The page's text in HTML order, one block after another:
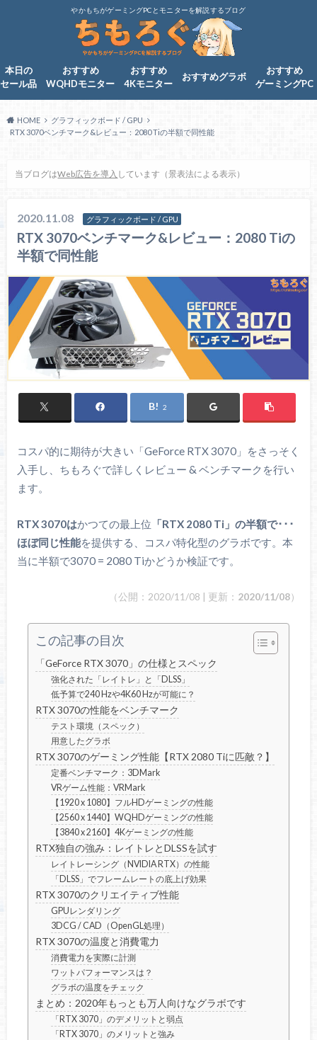
やかもちがゲーミングPCとモニターを解説するブログ
本日の
セール品
おすすめ
WQHDモニター
おすすめ
4Kモニター
おすすめグラボ
おすすめ
ゲーミングPC
HOME
グラフィックボード / GPU
RTX 3070ベンチマーク&レビュー：2080 Tiの半額で同性能
当ブログはWeb広告を導入 しています（景表法による表示）
2020.11.08 グラフィックボード / GPU
RTX 3070ベンチマーク&レビュー：2080 Tiの
半額で同性能
2
コスパ的に期待が大きい「GeForce RTX 3070」をさっそく
入手し、ちもろぐで詳しくレビュー & ベンチマークを行い
ます。
RTX 3070はかつての最上位 「RTX 2080 Ti」の半額で･･･
ほぼ同じ性能を提供する、コスパ特化型のグラボです。本
当に半額で3070 = 2080 Tiかどうか検証です。
（公開：2020/11/08 | 更新： 2020/11/08）
この記事の目次
「GeForce RTX 3070」の仕様とスペック
強化された「レイトレ」と「DLSS」
低予算で240 Hzや4K60 Hzが可能に？
RTX 3070の性能をベンチマーク
テスト環境（スペック）
用意したグラボ
RTX 3070のゲーミング性能【RTX 2080 Tiに匹敵？】
定番ベンチマーク：3DMark
VRゲーム性能：VRMark
【1920 x 1080】フルHDゲーミングの性能
【2560 x 1440】WQHDゲーミングの性能
【3840 x 2160】4Kゲーミングの性能
RTX独自の強み：レイトレとDLSSを試す
レイトレーシング（NVIDIA RTX）の性能
「DLSS」でフレームレートの底上げ効果
RTX 3070のクリエイティブ性能
GPUレンダリング
3DCG / CAD（OpenGL処理）
RTX 3070の温度と消費電力
消費電力を実際に計測
ワットパフォーマンスは？
グラボの温度をチェック
まとめ：2020年もっとも万人向けなグラボです
「RTX 3070」のデメリットと弱点
「RTX 3070」のメリットと強み